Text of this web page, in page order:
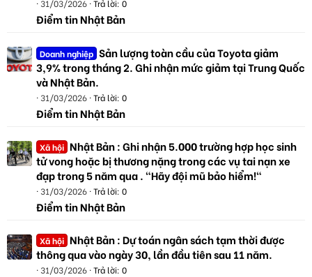
31/03/2026 Trả lời: 0
Điểm tin Nhật Bản
Doanh nghiệp Sản lượng toàn cầu của Toyota giảm
3,9% trong tháng 2. Ghi nhận mức giảm tại Trung Quốc
và Nhật Bản.
31/03/2026 Trả lời: 0
Điểm tin Nhật Bản
Xã hội Nhật Bản : Ghi nhận 5.000 trường hợp học sinh
tử vong hoặc bị thương nặng trong các vụ tai nạn xe
đạp trong 5 năm qua . "Hãy đội mũ bảo hiểm!"
31/03/2026 Trả lời: 0
Điểm tin Nhật Bản
Xã hội Nhật Bản : Dự toán ngân sách tạm thời được
thông qua vào ngày 30, lần đầu tiên sau 11 năm.
31/03/2026 Trả lời: 0